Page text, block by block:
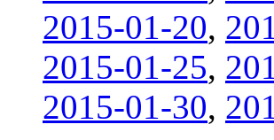
2015-01-20,
2015-01-25,
2015-01-30,